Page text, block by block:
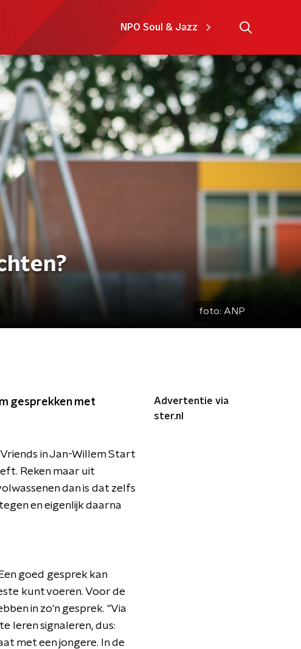
NPO Soul & Jazz
foto: ANP
gesprekken met
in Jan-Willem Start
Reken maar uit
dan is dat zelfs
en eigenlijk daarna
goed gesprek kan
kunt voeren. Voor de
in zo'n gesprek. "Via
leren signaleren, dus:
met een jongere. In de
Advertentie via
ster.nl